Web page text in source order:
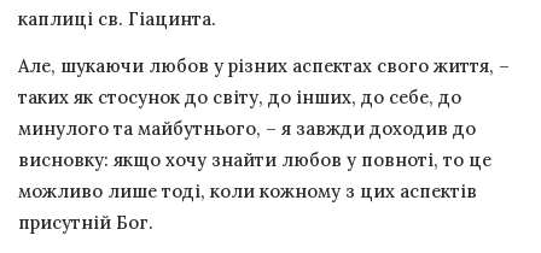
каплиці св. Гіацинта.
Але, шукаючи любов у різних аспектах свого життя, –
таких як стосунок до світу, до інших, до себе, до
минулого та майбутнього, – я завжди доходив до
висновку: якщо хочу знайти любов у повноті, то це
можливо лише тоді, коли кожному з цих аспектів
присутній Бог.